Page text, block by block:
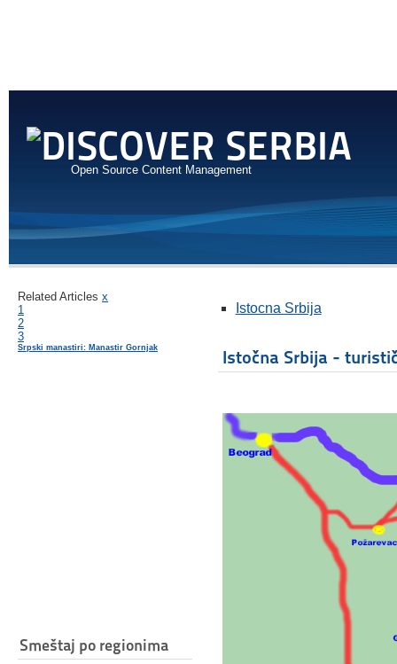
Open Source Content Management
Related Articles x
1
2
3
Srpski manastiri: Manastir Gornjak
Smeštaj po regionima
Istocna Srbija
Istočna Srbija -